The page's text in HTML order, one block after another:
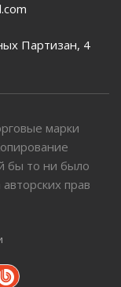
Партизан, 4
марки
бы то ни было
прав